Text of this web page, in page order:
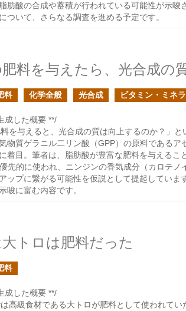
肪酸の合成や蓄積が行われている可能性が示唆
ついて、さらなる調査を進める予定です。
料を与えたら、光合成の
料 化学全般 光合成 ビタミン・ミネ
成した概要 **/
料を与えると、光合成の質は向上するのか？」
物質ゲラニル二リン酸（GPP）の原料であるア
着目。筆者は、脂肪酸が豊富な肥料を与えるこ
先的に使われ、ニンジンの香気成分（カロテ
ップに繋がる可能性を仮説として提起していま
唆に富む内容です。
トロは肥料だった
料
成した概要 **/
高級食材である大トロが肥料として使われて